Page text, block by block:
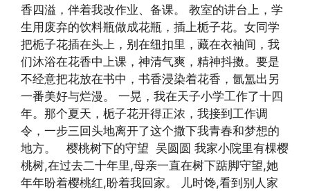
香四溢，伴着我改作业、备课。 教室的讲台上，学
生用废弃的饮料瓶做成花瓶，插上栀子花。女同学
把栀子花插在头上，别在纽扣里，藏在衣袖间，我
们沐浴在花香中上课，神清气爽，精神抖擞。要是
不经意把花放在书中，书香浸染着花香，氤氲出另
一番美好与烂漫。 一晃，我在天子小学工作了十四
年。那个夏天，栀子花开得正浓，我接到工作调
令，一步三回头地离开了这个撒下我青春和梦想的
地方。 樱桃树下的守望 吴圆圆 我家小院里有棵樱
桃树,在过去二十年里,母亲一直在树下踮脚守望,她
年年盼着樱桃红,盼着我回家。 儿时馋,看到别人家